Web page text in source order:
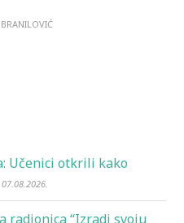
Učenici otkrili kako
07.08.2026.
radionica “Izradi svoju